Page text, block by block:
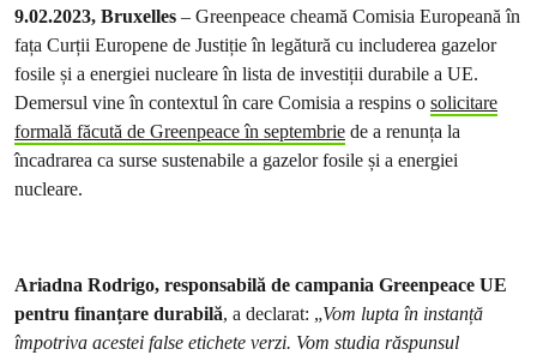
9.02.2023, Bruxelles – Greenpeace cheamă Comisia Europeană în
fața Curții Europene de Justiție în legătură cu includerea gazelor
fosile și a energiei nucleare în lista de investiții durabile a UE.
Demersul vine în contextul în care Comisia a respins o solicitare
formală făcută de Greenpeace în septembrie de a renunța la
încadrarea ca surse sustenabile a gazelor fosile și a energiei
nucleare.
Ariadna Rodrigo, responsabilă de campania Greenpeace UE
pentru finanțare durabilă, a declarat: „Vom lupta în instanță
împotriva acestei false etichete verzi. Vom studia răspunsul